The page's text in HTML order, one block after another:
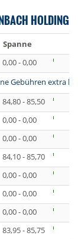
HOLDING
Spanne
0,00 - 0,00
Gebühren extra
84,80 - 85,50
0,00 - 0,00
0,00 - 0,00
84,10 - 85,70
0,00 - 0,00
0,00 - 0,00
0,00 - 0,00
83,95 - 85,75